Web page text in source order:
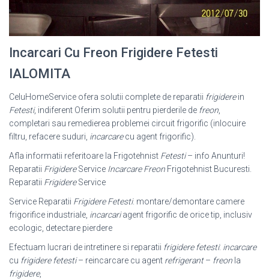
Incarcari Cu Freon Frigidere Fetesti
IALOMITA
CeluHomeService ofera solutii complete de reparatii frigiderein
Fetesti, indiferent Oferim solutii pentru pierderile de freon
completari sau remedierea problemei circuit frigorific (inlocuire
filtru, refacere suduri, incarcarecu agent frigorific).
Afla informatii referitoare la Frigotehnist Fetesti– info Anunturi!
Reparatii FrigidereService Incarcare Freon Frigotehnist Bucuresti.
Reparatii FrigidereService
Service Reparatii Frigidere Fetesti. montare/demontare camere
frigorifice industriale, incarcariagent frigorific de orice tip, inclusiv
ecologic, detectare pierdere
Efectuam lucrari de intretinere si reparatii frigidere fetesti: incarcare
cu frigidere fetesti– reincarcare cu agent refrigerant– freon la
frigidere,